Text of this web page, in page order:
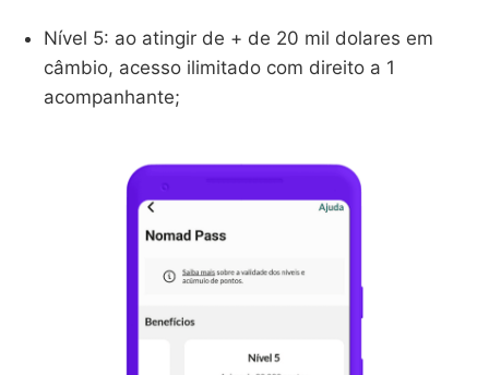
Nível 5: ao atingir de + de 20 mil dolares em
câmbio, acesso ilimitado com direito a 1
acompanhante;